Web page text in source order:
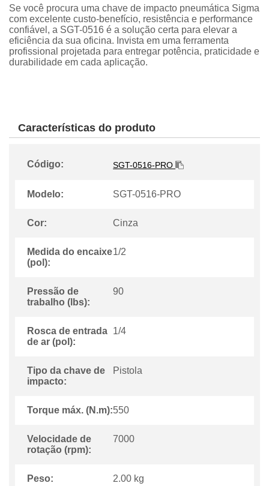
Se você procura uma chave de impacto pneumática Sigma
com excelente custo-benefício, resistência e performance
confiável, a SGT-0516 é a solução certa para elevar a
eficiência da sua oficina. Invista em uma ferramenta
profissional projetada para entregar potência, praticidade e
durabilidade em cada aplicação.
Características do produto
Código: SGT-0516-PRO
Modelo: SGT-0516-PRO
Cor: Cinza
Medida do encaixe
(pol):
1/2
Pressão de
trabalho (lbs):
90
Rosca de entrada
de ar (pol):
1/4
Tipo da chave de
impacto:
Pistola
Torque máx. (N.m):550
Velocidade de
rotação (rpm):
7000
Peso: 2.00 kg